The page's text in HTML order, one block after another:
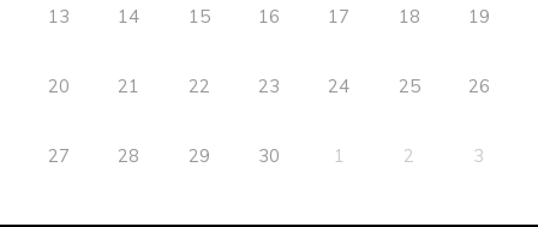
13 14 15 16 17 18 19
20 21 22 23 24 25 26
27 28 29 30 1 2 3